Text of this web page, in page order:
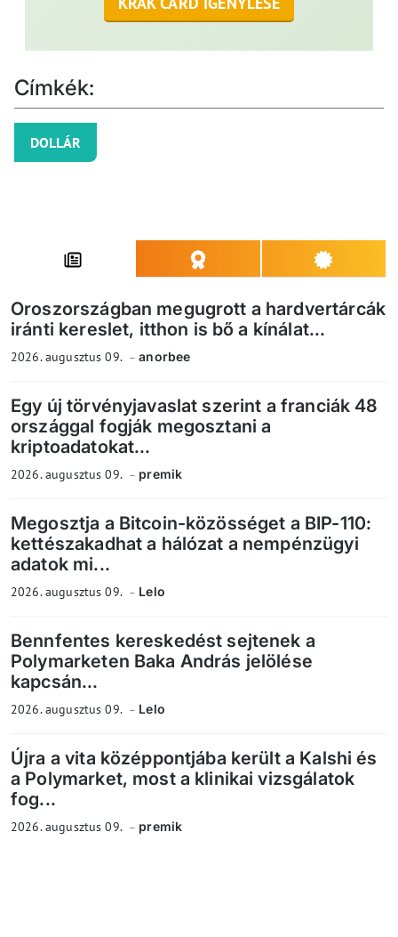
Címkék:
DOLLÁR
Oroszországban megugrott a hardvertárcák
iránti kereslet, itthon is bő a kínálat...
2026. augusztus 09. anorbee
Egy új törvényjavaslat szerint a franciák 48
országgal fogják megosztani a
kriptoadatokat...
2026. augusztus 09. premik
Megosztja a Bitcoin-közösséget a BIP-110:
kettészakadhat a hálózat a nempénzügyi
adatok mi...
2026. augusztus 09. Lelo
Bennfentes kereskedést sejtenek a
Polymarketen Baka András jelölése
kapcsán...
2026. augusztus 09. Lelo
Újra a vita középpontjába került a Kalshi és
a Polymarket, most a klinikai vizsgálatok
fog...
2026. augusztus 09. premik